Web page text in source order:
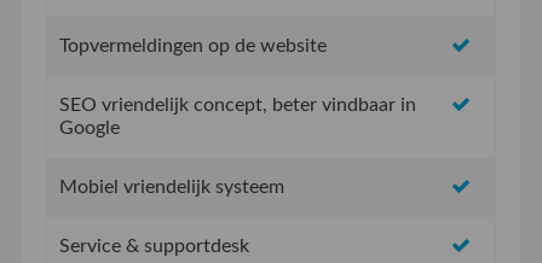
Topvermeldingen op de website
SEO vriendelijk concept, beter vindbaar in
Google
Mobiel vriendelijk systeem
Service & supportdesk